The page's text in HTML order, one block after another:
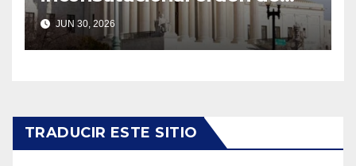
Trump sobre ciudadanía por
nacimiento
JUN 30, 2026
TRADUCIR ESTE SITIO